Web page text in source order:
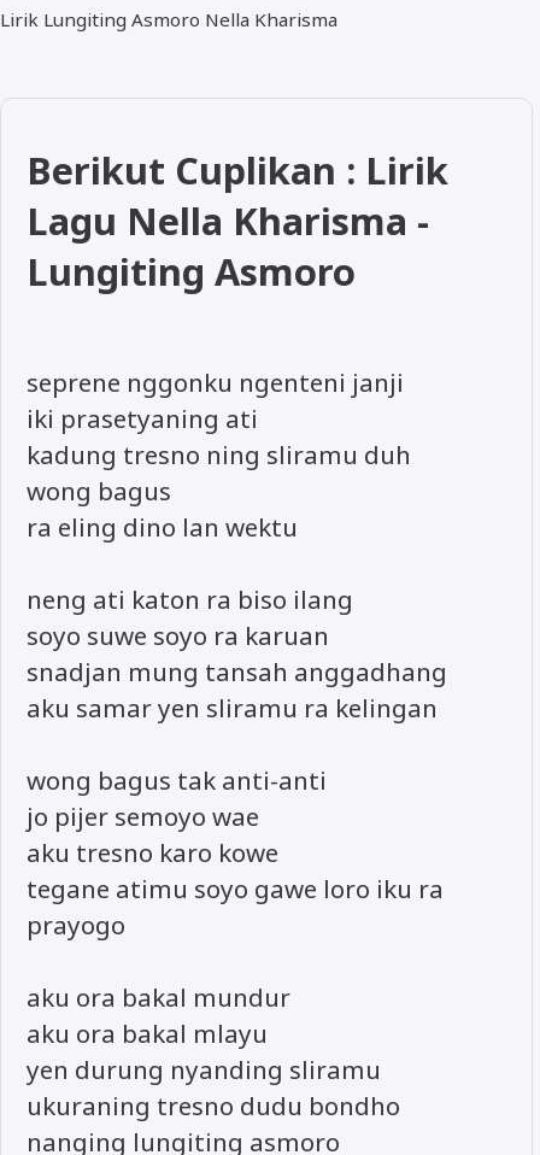
Lirik Lungiting Asmoro Nella Kharisma
Berikut Cuplikan : Lirik
Lagu Nella Kharisma -
Lungiting Asmoro
seprene nggonku ngenteni janji
iki prasetyaning ati
kadung tresno ning sliramu duh
wong bagus
ra eling dino lan wektu
neng ati katon ra biso ilang
soyo suwe soyo ra karuan
snadjan mung tansah anggadhang
aku samar yen sliramu ra kelingan
wong bagus tak anti-anti
jo pijer semoyo wae
aku tresno karo kowe
tegane atimu soyo gawe loro iku ra
prayogo
aku ora bakal mundur
aku ora bakal mlayu
yen durung nyanding sliramu
ukuraning tresno dudu bondho
nanging lungiting asmoro